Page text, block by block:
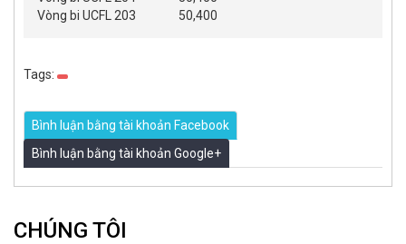
Vòng bi UCFL 203
50,400
Tags:
Bình luận bằng tài khoản Facebook
Bình luận bằng tài khoản Google+
CHÚNG TÔI